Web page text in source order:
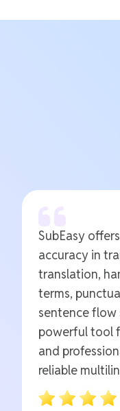
SubEasy
accuracy in
translation,
terms,
sentence flow
powerful tool
and
reliable